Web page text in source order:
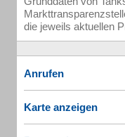
die jeweils aktuellen
Anrufen
Karte anzeigen